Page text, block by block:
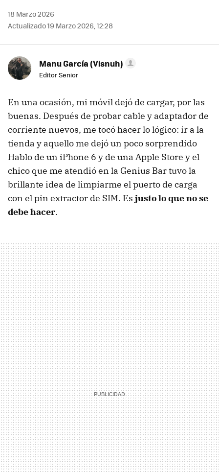
18 Marzo 2026
Actualizado 19 Marzo 2026, 12:28
Manu García (Visnuh)
Editor Senior
En una ocasión, mi móvil dejó de cargar, por las
buenas. Después de probar cable y adaptador de
corriente nuevos, me tocó hacer lo lógico: ir a la
tienda y aquello me dejó un poco sorprendido
Hablo de un iPhone 6 y de una Apple Store y el
chico que me atendió en la Genius Bar tuvo la
brillante idea de limpiarme el puerto de carga
con el pin extractor de SIM. Es justo lo que no se
debe hacer.